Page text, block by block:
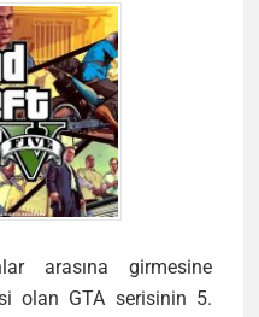
arasına girmesine
olan GTA serisinin 5.